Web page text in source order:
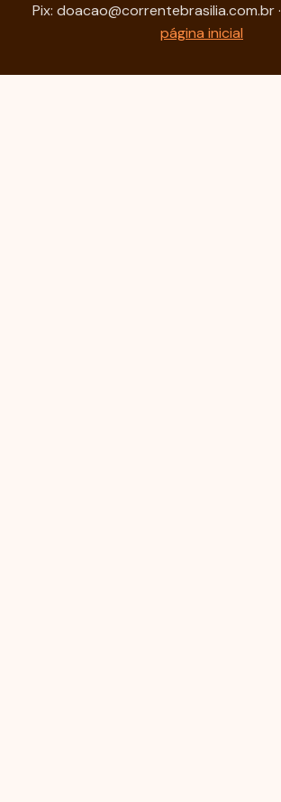
Pix: doacao@correntebrasilia.com.br ·
página inicial